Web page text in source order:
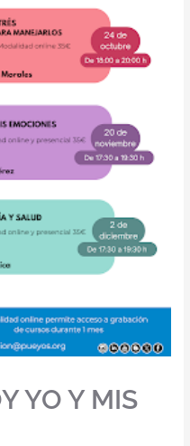
YO Y MIS